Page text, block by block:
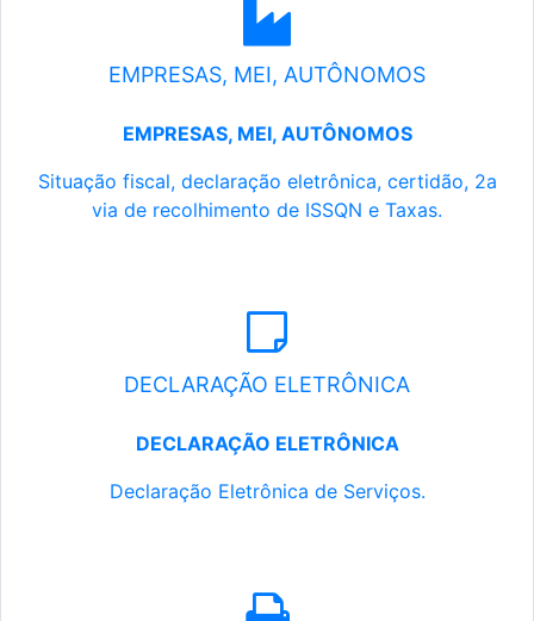
EMPRESAS, MEI, AUTÔNOMOS
EMPRESAS, MEI, AUTÔNOMOS
Situação fiscal, declaração eletrônica, certidão, 2a
via de recolhimento de ISSQN e Taxas.
DECLARAÇÃO ELETRÔNICA
DECLARAÇÃO ELETRÔNICA
Declaração Eletrônica de Serviços.